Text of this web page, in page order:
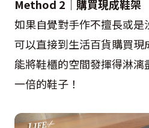
Method 2｜購買現成鞋架
如果自覺對手作不擅長或是
可以直接到生活百貨購買
能將鞋櫃的空間發揮得淋
一倍的鞋子！